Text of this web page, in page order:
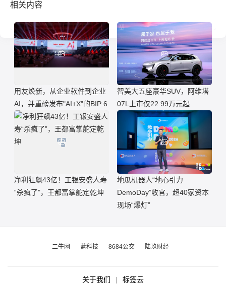
相关内容
用友焕新，从企业软件到企业
AI，并重磅发布"AI+X"的BIP 6
智美大五座豪华SUV，阿维塔
07L上市仅22.99万元起
净利狂飙43亿！工银安盛人寿
“杀疯了”，王都富掌舵定乾坤
地瓜机器人“地心引力
DemoDay”收官，超40家资本
现场“爆灯”
二牛网 蓝科技 8684公交 陆玖财经
关于我们 | 标签云